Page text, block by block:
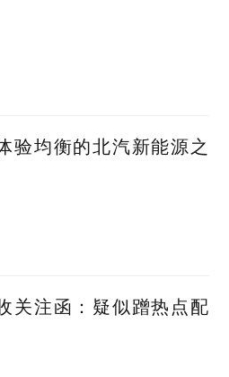
验均衡的北汽新能源之
关注函：疑似蹭热点配